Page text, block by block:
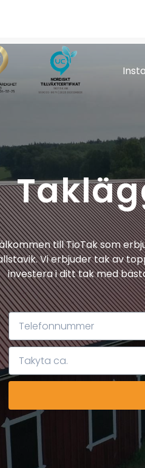
till TioTak som
Vi erbjuder tak av
investera i ditt tak med